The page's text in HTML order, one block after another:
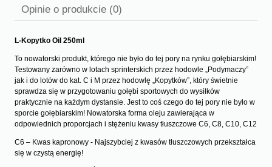
Opinie o produkcie (0)
L-Kopytko Oil 250ml
To nowatorski produkt, którego nie było do tej pory na rynku gołębiarskim!
Testowany zarówno w lotach sprinterskich przez hodowle „Podymaczy”
jak i do lotów do kat. C i M przez hodowlę „Kopytków”, który świetnie
sprawdza się w przygotowaniu gołębi sportowych do wysiłków
praktycznie na każdym dystansie. Jest to coś czego do tej pory nie było w
sporcie gołębiarskim! Nowatorska forma oleju zawierająca w
odpowiednich proporcjach i stężeniu kwasy tłuszczowe C6, C8, C10, C12
C6 – Kwas kapronowy - Najszybciej z kwasów tłuszczowych przekształca
się w czystą energię!